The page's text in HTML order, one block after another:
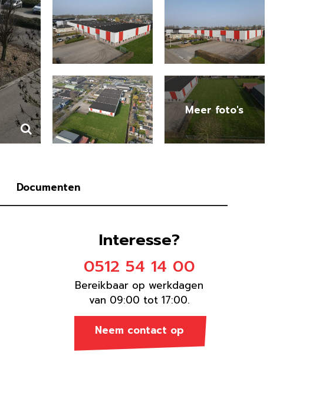
Documenten
Interesse?
0512 54 14 00
Bereikbaar op werkdagen
van 09:00 tot 17:00.
Neem contact op